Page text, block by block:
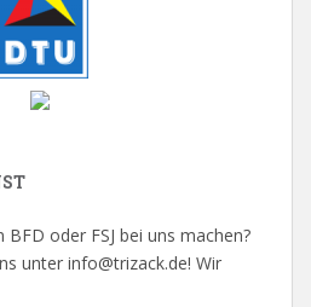
oder FSJ bei uns machen?
unter info@trizack.de! Wir